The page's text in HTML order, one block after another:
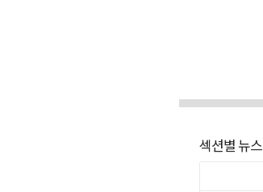
섹션별 뉴스